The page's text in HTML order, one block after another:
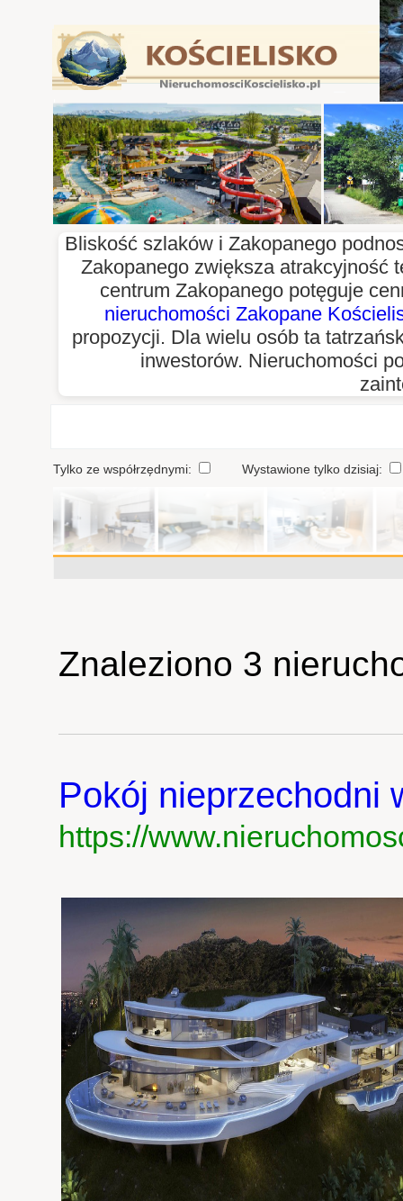
Bliskość szlaków i Zakopanego
Zakopanego zwiększa atrakcyjność
centrum Zakopanego potęguje
nieruchomości Zakopane
propozycji. Dla wielu osób ta
inwestorów. Nieruchomości
Tylko ze współrzędnymi: Wystawione tylko dzisiaj:
Znaleziono 3
Pokój nieprzechodni
https://